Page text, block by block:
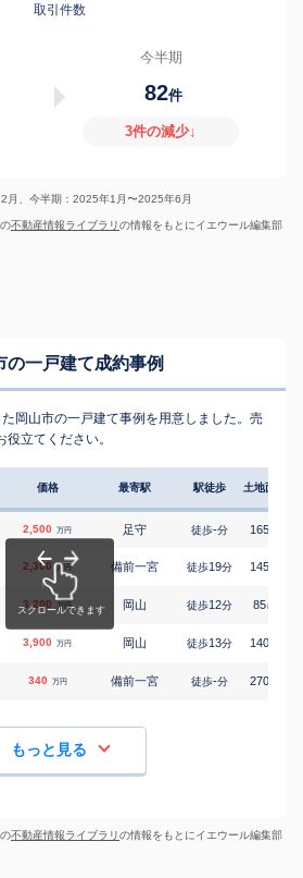
取引件数
今半期
82件
3件の減少↓
月、今半期：2025年1月〜2025年6月
不動産情報ライブラリの情報をもとにイエウール編集部
の一戸建て成約事例
岡山市の一戸建て事例を用意しました。売
立てください。
価格 最寄駅 駅徒歩 土地面積
2,500 万円 足守 徒歩-分 165
2,300 万円 備前一宮 徒歩19分 145
3,200 万円 岡山 徒歩12分 85㎡
3,900 万円 岡山 徒歩13分 140
340 万円 備前一宮 徒歩-分 270
もっと見る
不動産情報ライブラリの情報をもとにイエウール編集部